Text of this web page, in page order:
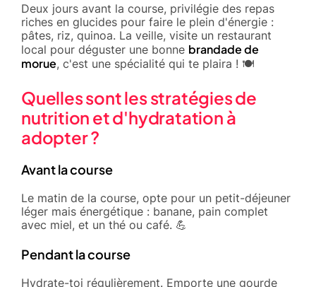
Deux jours avant la course, privilégie des repas
riches en glucides pour faire le plein d'énergie :
pâtes, riz, quinoa. La veille, visite un restaurant
local pour déguster une bonne brandade de
morue, c'est une spécialité qui te plaira ! 🍽️
Quelles sont les stratégies de
nutrition et d'hydratation à
adopter ?
Avant la course
Le matin de la course, opte pour un petit-déjeuner
léger mais énergétique : banane, pain complet
avec miel, et un thé ou café. 💪
Pendant la course
Hydrate-toi régulièrement. Emporte une gourde